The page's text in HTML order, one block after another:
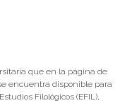
que en la página de
encuentra disponible para
Filológicos (EFIL),